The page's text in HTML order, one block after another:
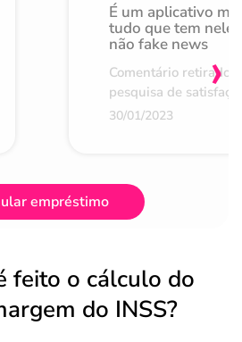
É um aplicativo
tudo que tem nele
não fake news
Comentário retirado
pesquisa de
30/01/2023
›
empréstimo
feito o cálculo do
do INSS?